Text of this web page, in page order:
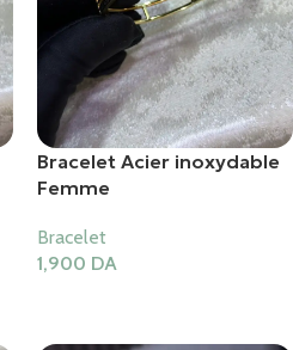
Bracelet Acier inoxydable
Femme
Bracelet
1,900 DA